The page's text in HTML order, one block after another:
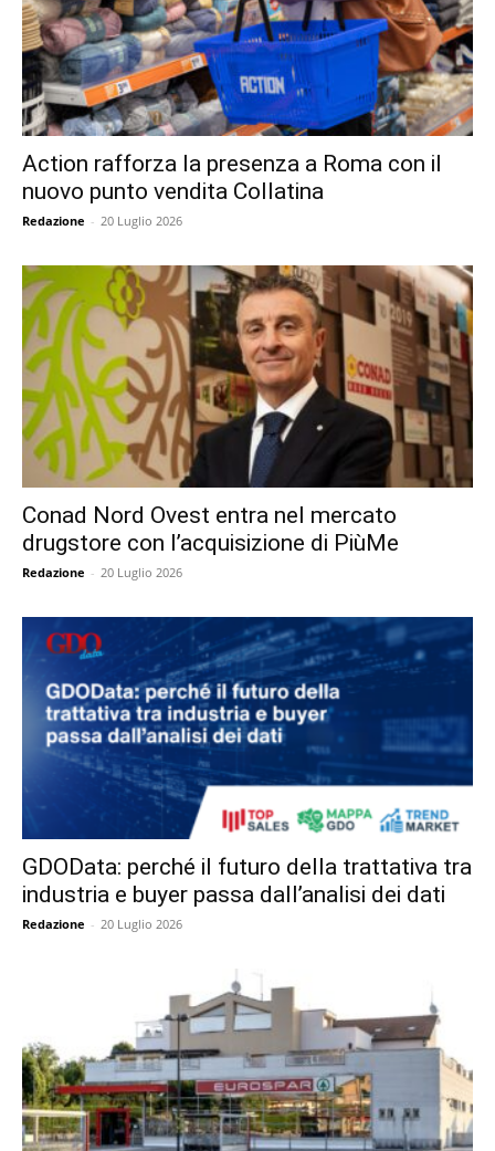
Action rafforza la presenza a Roma con il
nuovo punto vendita Collatina
Redazione - 20 Luglio 2026
Conad Nord Ovest entra nel mercato
drugstore con l’acquisizione di PiùMe
Redazione - 20 Luglio 2026
GDOData: perché il futuro della trattativa tra
industria e buyer passa dall’analisi dei dati
Redazione - 20 Luglio 2026